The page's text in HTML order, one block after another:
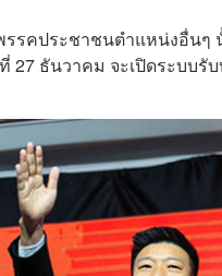
รคประชาชนตำแหน่งอื่น
ธันวาคม จะเปิดระบบรับ